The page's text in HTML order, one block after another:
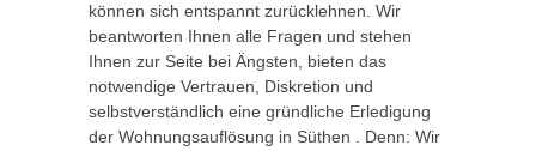
können sich entspannt zurücklehnen. Wir
beantworten Ihnen alle Fragen und stehen
Ihnen zur Seite bei Ängsten, bieten das
notwendige Vertrauen, Diskretion und
selbstverständlich eine gründliche Erledigung
der Wohnungsauflösung in Süthen . Denn: Wir